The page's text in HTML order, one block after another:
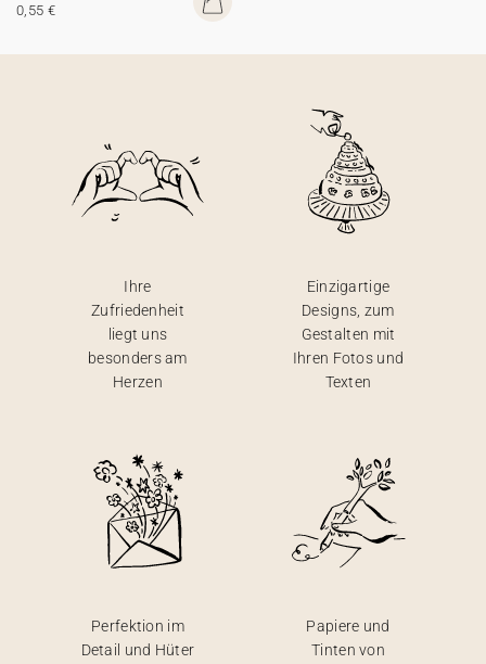
0,55 €
Ihre
Zufriedenheit
liegt uns
besonders am
Herzen
Einzigartige
Designs, zum
Gestalten mit
Ihren Fotos und
Texten
Perfektion im
Detail und Hüter
Papiere und
Tinten von